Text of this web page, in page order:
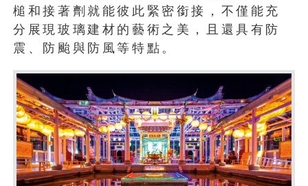
槌和接著劑就能彼此緊密銜接，不僅能充
分展現玻璃建材的藝術之美，且還具有防
震、防颱與防風等特點。